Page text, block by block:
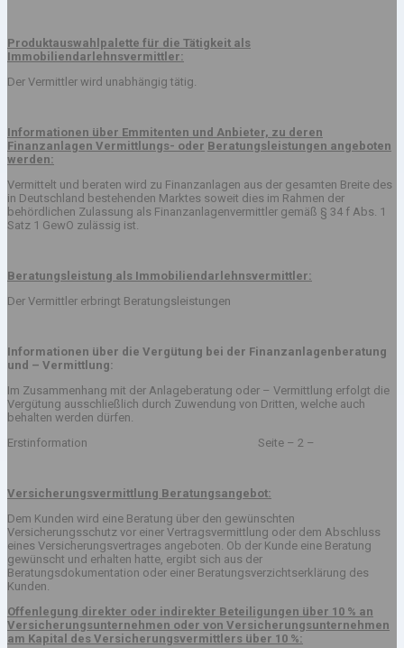
Produktauswahlpalette für die Tätigkeit als
Immobiliendarlehnsvermittler:
Der Vermittler wird unabhängig tätig.
Informationen über Emmitenten und Anbieter, zu deren
Finanzanlagen Vermittlungs- oder Beratungsleistungen angeboten
werden:
Vermittelt und beraten wird zu Finanzanlagen aus der gesamten Breite des
in Deutschland bestehenden Marktes soweit dies im Rahmen der
behördlichen Zulassung als Finanzanlagenvermittler gemäß § 34 f Abs. 1
Satz 1 GewO zulässig ist.
Beratungsleistung als Immobiliendarlehnsvermittler:
Der Vermittler erbringt Beratungsleistungen
Informationen über die Vergütung bei der Finanzanlagenberatung
und – Vermittlung:
Im Zusammenhang mit der Anlageberatung oder – Vermittlung erfolgt die
Vergütung ausschließlich durch Zuwendung von Dritten, welche auch
behalten werden dürfen.
Erstinformation Seite – 2 –
Versicherungsvermittlung Beratungsangebot:
Dem Kunden wird eine Beratung über den gewünschten
Versicherungsschutz vor einer Vertragsvermittlung oder dem Abschluss
eines Versicherungsvertrages angeboten. Ob der Kunde eine Beratung
gewünscht und erhalten hatte, ergibt sich aus der
Beratungsdokumentation oder einer Beratungsverzichtserklärung des
Kunden.
Offenlegung direkter oder indirekter Beteiligungen über 10 % an
Versicherungsunternehmen oder von Versicherungsunternehmen
am Kapital des Versicherungsvermittlers über 10 %: